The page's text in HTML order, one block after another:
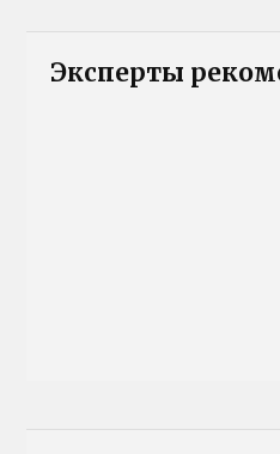
Эксперты